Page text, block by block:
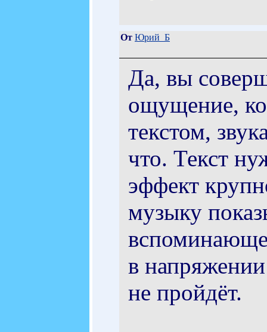
От Юрий_Б
Да, вы
ощущение,
текстом,
что. Текст
эффект
музыку
в
не пройдёт.